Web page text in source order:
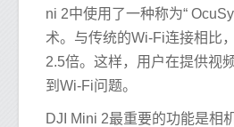
ni 2中使用了一种称为“
术。与传统的Wi-Fi连接相比
2.5倍。这样，用户在提供视
到Wi-Fi问题。
DJI Mini 2最重要的功能是相